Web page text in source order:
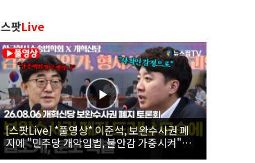
스팟Live
[스팟Live] *풀영상* 이준석, 보완수사권 폐
지에 "민주당 개악입법, 불안감 가중시켜"｜
26.08.06 개혁신당 보완수사권 폐지 토론회